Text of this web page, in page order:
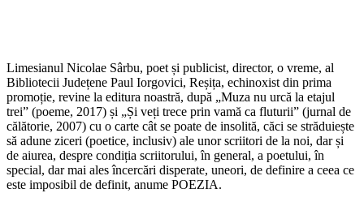
Limesianul Nicolae Sârbu, poet și publicist, director, o vreme, al
Bibliotecii Județene Paul Iorgovici, Reșița, echinoxist din prima
promoție, revine la editura noastră, după „Muza nu urcă la etajul
trei” (poeme, 2017) și „Și veți trece prin vamă ca fluturii” (jurnal de
călătorie, 2007) cu o carte cât se poate de insolită, căci se străduiește
să adune ziceri (poetice, inclusiv) ale unor scriitori de la noi, dar și
de aiurea, despre condiția scriitorului, în general, a poetului, în
special, dar mai ales încercări disperate, uneori, de definire a ceea ce
este imposibil de definit, anume POEZIA.